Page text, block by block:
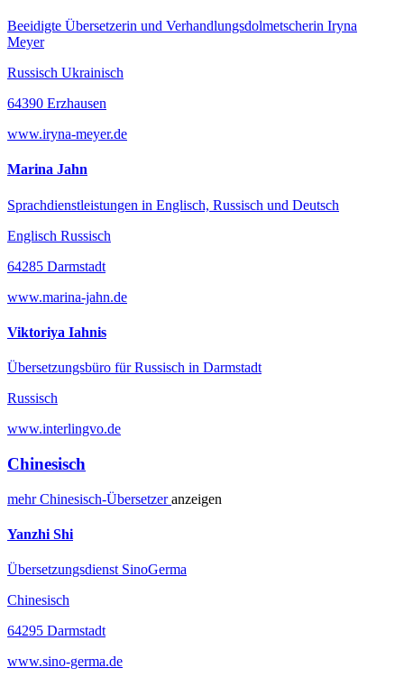
Beeidigte Übersetzerin und Verhandlungsdolmetscherin Iryna
Meyer
Russisch Ukrainisch
64390 Erzhausen
www.iryna-meyer.de
Marina Jahn
Sprachdienstleistungen in Englisch, Russisch und Deutsch
Englisch Russisch
64285 Darmstadt
www.marina-jahn.de
Viktoriya Iahnis
Übersetzungsbüro für Russisch in Darmstadt
Russisch
www.interlingvo.de
Chinesisch
mehrChinesisch-Übersetzeranzeigen
Yanzhi Shi
Übersetzungsdienst SinoGerma
Chinesisch
64295 Darmstadt
www.sino-germa.de